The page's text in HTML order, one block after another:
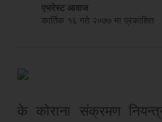
एभरेस्ट आवाज
कार्तिक १६ गते २०७७ मा प्रकाशित
के कोराना संक्रमण